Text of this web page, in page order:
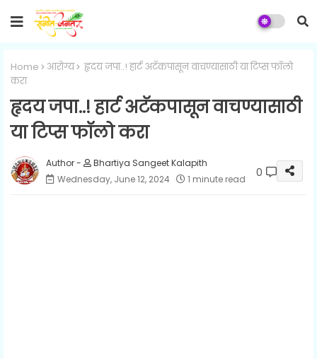
Home आरोग्य
हृदय जपा..! हार्ट अटॅकपासून वाचण्यासाठी या टिप्स फॉलो
करा
हृदय जपा..! हार्ट अटॅकपासून वाचण्यासाठी
या टिप्स फॉलो करा
Bhartiya Sangeet Kalapith
Wednesday, June 12, 2024
1 minute read 0